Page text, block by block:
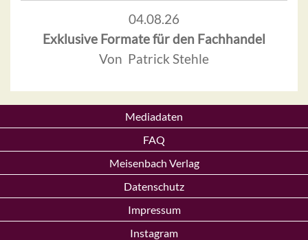
04.08.26
Exklusive Formate für den Fachhandel
Von Patrick Stehle
Mediadaten
FAQ
Meisenbach Verlag
Datenschutz
Impressum
Instagram